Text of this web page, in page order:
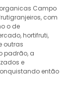
organicas Campo
com
o de
hortifruti,
outras
padrão, a
e
então